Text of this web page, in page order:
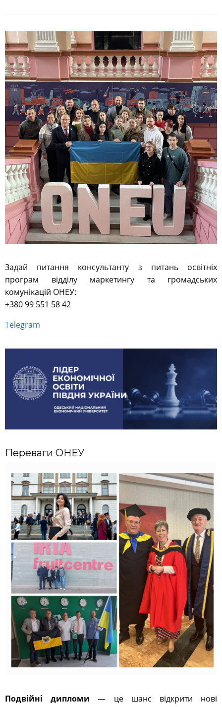
Задай питання консультанту з питань освітніх
програм відділу маркетингу та громадських
комунікацій ОНЕУ:
+380 99 551 58 42
Telegram
Переваги ОНЕУ
Подвійні дипломи — це шанс відкрити нові